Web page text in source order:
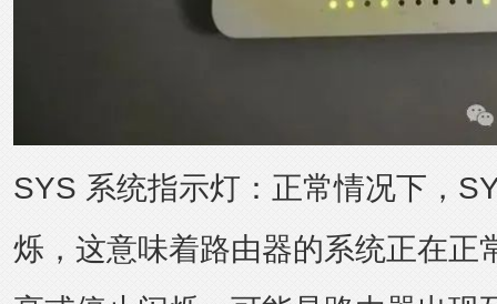
SYS 系统指示灯：正常情况下，
烁，这意味着路由器的系统正在正